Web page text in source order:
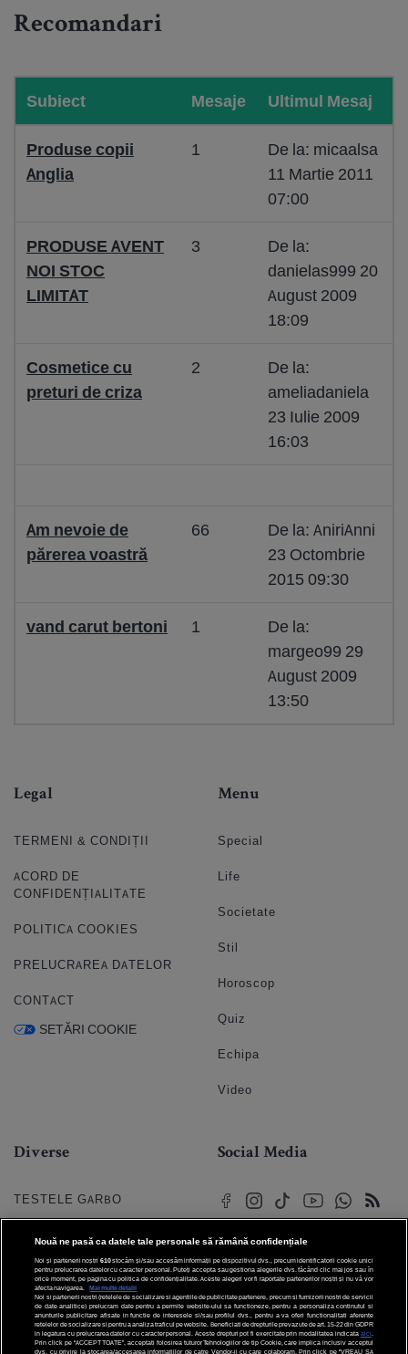
Recomandari
Subiect Mesaje Ultimul Mesaj
Produse copii
Anglia
1
De la: micaalsa
11 Martie 2011
07:00
PRODUSE AVENT
NOI STOC
LIMITAT
3
De la:
danielas999 20
August 2009
18:09
Cosmetice cu
preturi de criza
2
De la:
ameliadaniela
23 Iulie 2009
16:03
Am nevoie de
părerea voastră
66
De la: AniriAnni
23 Octombrie
2015 09:30
vand carut bertoni 1
De la:
margeo99 29
August 2009
13:50
Legal
TERMENI & CONDIȚII
ACORD DE
CONFIDENȚIALITATE
POLITICA COOKIES
PRELUCRAREA DATELOR
CONTACT
SETĂRI COOKIE
Menu
Special
Life
Societate
Stil
Horoscop
Quiz
Echipa
Video
Diverse
TESTELE GARBO
HOROSCOP
HOROSCOPUL IUBIRII
FORUMURI
TRATAMENTE NATURISTE
Social Media
© 2026 Internet Corp SRL
Toate drepturile rezervate
Nouă ne pasă ca datele tale personale să rămână confidențiale
Noi și partenerii noștri 610stocăm și/sau accesăm informații pe dispozitivul dvs., precum identificatorii cookie unici
pentru prelucrarea datelor cu caracter personal. Puteți accepta sau gestiona alegerile dvs. făcând clic mai jos sau în
orice moment, pe pagina cu politica de confidențialitate. Aceste alegeri vor fi raportate partenerilor noștri și nu vă vor
afecta navigarea.
Mai multe detalii
Noi si partenerii nostri (retelele de socializare si agentiile de publicitate partenere, precum si furnizorii nostri de servicii
de date analitice) prelucram date pentru a permite website-ului sa functioneze, pentru a personaliza continutul si
anunturile publicitare afisate in functie de interesele si/sau profilul dvs., pentru a va oferi functionalitati aferente
retelelor de socializare si pentru a analiza traficul pe website. Beneficiati de drepturile prevazute de art. 15-22 din GDPR
in legatura cu prelucrarea datelor cu caracter personal. Aceste drepturi pot fi exercitate prin modalitatea indicata aici
Prin click pe “ACCEPT TOATE”, acceptati folosirea tuturor Tehnologiilor de tip Cookie, care implica inclusiv acceptul
dvs. cu privire la stocarea/accesarea informatiilor de catre Vendor-ii cu care colaboram. Prin click pe “VREAU SA